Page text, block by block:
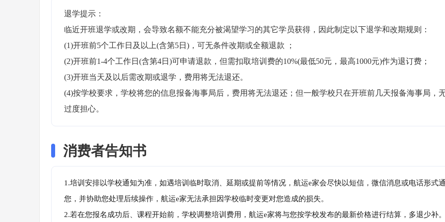
退学提示：
临近开班退学或改期，会导致名额不能充分被渴望学习的其它学员获得，因此制定以下退学和改期规则：
(1)开班前5个工作日及以上(含第5日)，可无条件改期或全额退款 ；
(2)开班前1-4个工作日(含第4日)可申请退款，但需扣取培训费的10%(最低50元，最高1000元)作为退订费；
(3)开班当天及以后需改期或退学，费用将无法退还。
(4)按学校要求，学校将您的信息报备海事局后，费用将无法退还；但一般学校只在开班前几天报备海事局，
过度担心。
消费者告知书
1.培训安排以学校通知为准，如遇培训临时取消、延期或提前等情况，航运e家会尽快以短信，微信消息或电话形式
您，并协助您处理后续操作，航运e家无法承担因学校临时变更对您造成的损失。
2.若在您报名成功后、课程开始前，学校调整培训费用，航运e家将与您按学校发布的最新价格进行结算，多退少补。